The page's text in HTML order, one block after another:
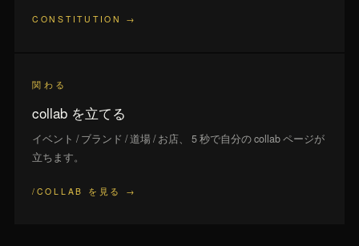
CONSTITUTION →
関わる
collab を立てる
イベント / ブランド / 道場 / お店、 5 秒で自分の collab ページが
立ちます。
/COLLAB を見る →